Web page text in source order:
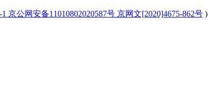
京公网安备11010802020587号 京网文[2020]4675-862号)